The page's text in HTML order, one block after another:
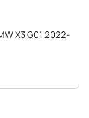
X3 G01 2022-